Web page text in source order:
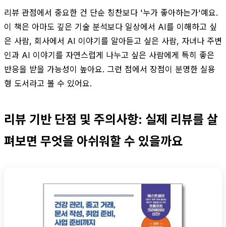
리뷰 관점에서 중요한 건 단순 칭찬보다 '누가 좋아하는가'예요.
이 책은 아마도 깊은 기술 분석보다 일상에서 AI를 이해하고 싶
은 사람, 회사에서 AI 이야기를 알아듣고 싶은 사람, 자녀나 주변
인과 AI 이야기를 자연스럽게 나누고 싶은 사람에게 특히 좋은
반응을 받을 가능성이 높아요. 그런 점에서 장점이 분명한 실용
형 도서라고 볼 수 있어요.
리뷰 기반 단점 및 주의사항: 실제 리뷰를 살
펴보면 무엇을 아쉬워할 수 있을까요